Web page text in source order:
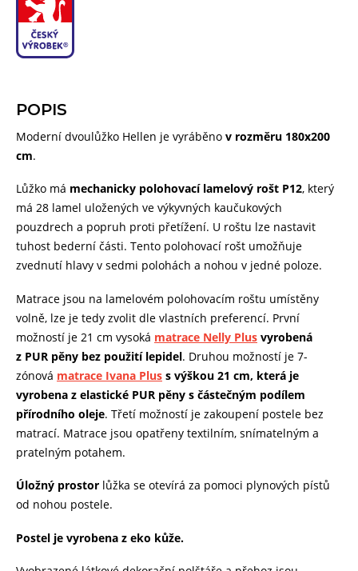
POPIS
Moderní dvoulůžko Hellen je vyráběno v rozměru 180x200
cm.
Lůžko má mechanicky polohovací lamelový rošt P12, který
má 28 lamel uložených ve výkyvných kaučukových
pouzdrech a popruh proti přetížení. U roštu lze nastavit
tuhost bederní části. Tento polohovací rošt umožňuje
zvednutí hlavy v sedmi polohách a nohou v jedné poloze.
Matrace jsou na lamelovém polohovacím roštu umístěny
volně, lze je tedy zvolit dle vlastních preferencí. První
možností je 21 cm vysoká matrace Nelly Plus vyrobená
z PUR pěny bez použití lepidel. Druhou možností je 7-
zónová matrace Ivana Plus s výškou 21 cm, která je
vyrobena z elastické PUR pěny s částečným podílem
přírodního oleje. Třetí možností je zakoupení postele bez
matrací. Matrace jsou opatřeny textilním, snímatelným a
pratelným potahem.
Úložný prostor lůžka se otevírá za pomoci plynových pístů
od nohou postele.
Postel je vyrobena z eko kůže.